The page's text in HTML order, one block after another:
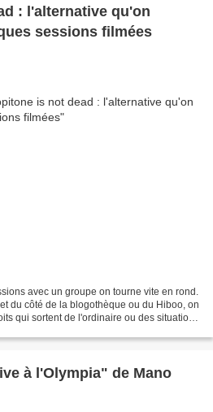
: l'alternative qu'on
sessions filmées
avec un groupe on tourne vite en rond.
du côté de la blogothèque ou du Hiboo, on
qui sortent de l'ordinaire ou des situations
à l'Olympia" de Mano